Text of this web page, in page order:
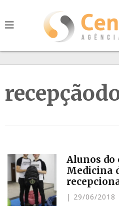
Alunos do
Medicina
29/06/2018